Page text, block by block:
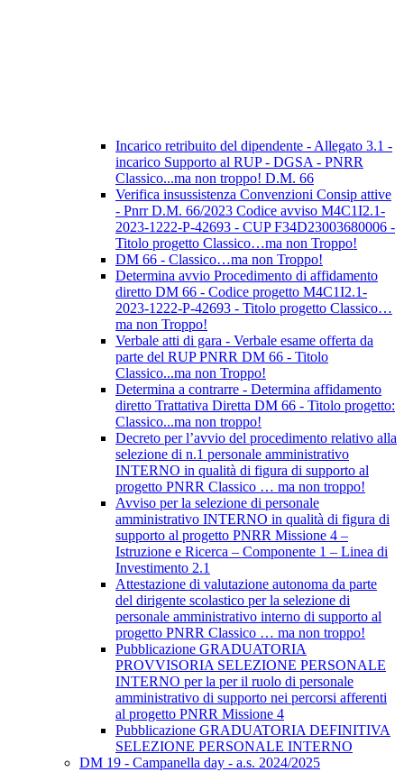
Incarico retribuito del dipendente - Allegato 3.1 -
incarico Supporto al RUP - DGSA - PNRR
Classico...ma non troppo! D.M. 66
Verifica insussistenza Convenzioni Consip attive
- Pnrr D.M. 66/2023 Codice avviso M4C1I2.1-
2023-1222-P-42693 - CUP F34D23003680006 -
Titolo progetto Classico…ma non Troppo!
DM 66 - Classico…ma non Troppo!
Determina avvio Procedimento di affidamento
diretto DM 66 - Codice progetto M4C1I2.1-
2023-1222-P-42693 - Titolo progetto Classico…
ma non Troppo!
Verbale atti di gara - Verbale esame offerta da
parte del RUP PNRR DM 66 - Titolo
Classico...ma non Troppo!
Determina a contrarre - Determina affidamento
diretto Trattativa Diretta DM 66 - Titolo progetto:
Classico...ma non troppo!
Decreto per l’avvio del procedimento relativo alla
selezione di n.1 personale amministrativo
INTERNO in qualità di figura di supporto al
progetto PNRR Classico … ma non troppo!
Avviso per la selezione di personale
amministrativo INTERNO in qualità di figura di
supporto al progetto PNRR Missione 4 –
Istruzione e Ricerca – Componente 1 – Linea di
Investimento 2.1
Attestazione di valutazione autonoma da parte
del dirigente scolastico per la selezione di
personale amministrativo interno di supporto al
progetto PNRR Classico … ma non troppo!
Pubblicazione GRADUATORIA
PROVVISORIA SELEZIONE PERSONALE
INTERNO per la per il ruolo di personale
amministrativo di supporto nei percorsi afferenti
al progetto PNRR Missione 4
Pubblicazione GRADUATORIA DEFINITIVA
SELEZIONE PERSONALE INTERNO
DM 19 - Campanella day - a.s. 2024/2025